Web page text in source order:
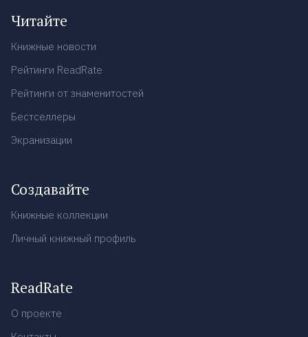
Читайте
Книжные новости
Рейтинги ReadRate
Рейтинги от знаменитостей
Бестселлеры
Экранизации
Создавайте
Книжные коллекции
Личный книжный профиль
ReadRate
О проекте